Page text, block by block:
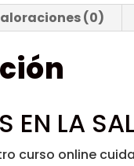
(0)
EN LA
curso online